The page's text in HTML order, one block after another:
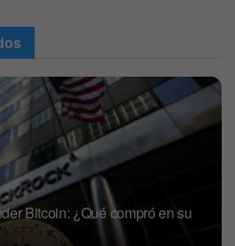
Bitcoin: ¿Qué compró en su